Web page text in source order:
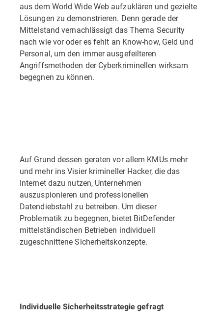
aus dem World Wide Web aufzuklären und gezielte
Lösungen zu demonstrieren. Denn gerade der
Mittelstand vernachlässigt das Thema Security
nach wie vor oder es fehlt an Know-how, Geld und
Personal, um den immer ausgefeilteren
Angriffsmethoden der Cyberkriminellen wirksam
begegnen zu können.
Auf Grund dessen geraten vor allem KMUs mehr
und mehr ins Visier krimineller Hacker, die das
Internet dazu nutzen, Unternehmen
auszuspionieren und professionellen
Datendiebstahl zu betreiben. Um dieser
Problematik zu begegnen, bietet BitDefender
mittelständischen Betrieben individuell
zugeschnittene Sicherheitskonzepte.
Individuelle Sicherheitsstrategie gefragt